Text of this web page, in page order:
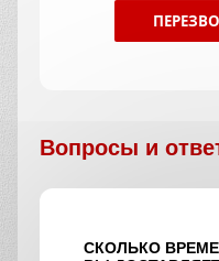
Вопросы и
СКОЛЬКО